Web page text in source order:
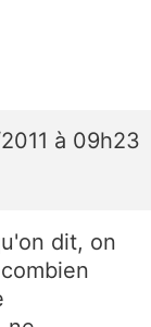
à 09h23
dit, on